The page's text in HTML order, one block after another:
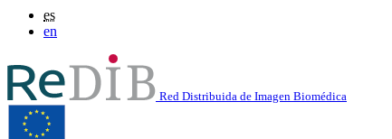
es
en
Red Distribuida de Imagen Biomédica